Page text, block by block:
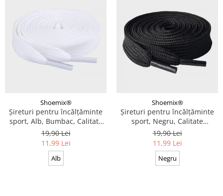
Shoemix®
Șireturi pentru încălțăminte
sport, Alb, Bumbac, Calitate
premium, 100 cm x 0.8 cm
19,90 Lei
11,99 Lei
Alb
Shoemix®
Șireturi pentru încălțăminte
sport, Negru, Calitate
premium, 110 cm x 0.8 cm
19,90 Lei
11,99 Lei
Negru